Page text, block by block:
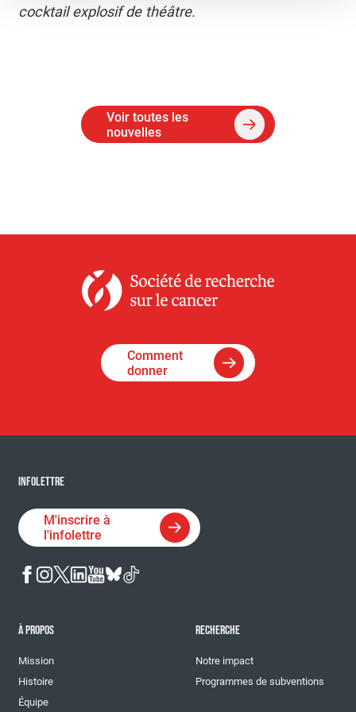
cocktail explosif de théâtre.
Voir toutes les
nouvelles
Comment
donner
INFOLETTRE
M'inscrire à
l'infolettre
À PROPOS
Mission
Histoire
Équipe
RECHERCHE
Notre impact
Programmes de subventions